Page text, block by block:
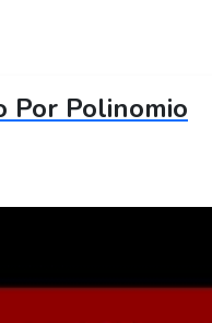
Por Polinomio